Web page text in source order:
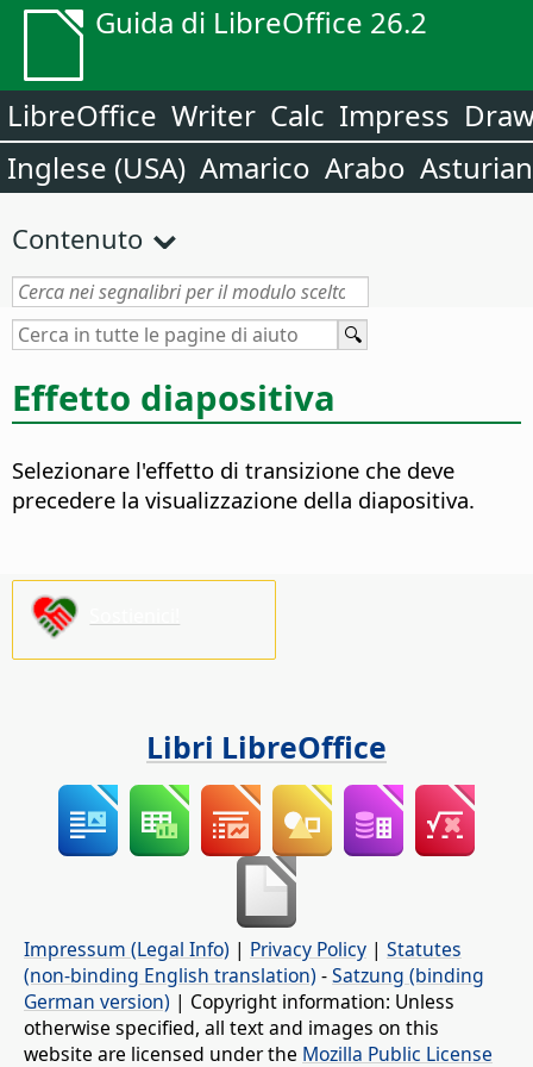
Guida di LibreOffice 26.2
LibreOffice Writer Calc Impress
Inglese (USA) Amarico Arabo
Contenuto
Effetto diapositiva
Selezionare l'effetto di transizione che deve
precedere la visualizzazione della diapositiva.
Libri LibreOffice
Impressum (Legal Info) | Privacy Policy | Statutes
(non-binding English translation) -Satzung (binding
German version) | Copyright information: Unless
otherwise specified, all text and images on this
website are licensed under the Mozilla Public License